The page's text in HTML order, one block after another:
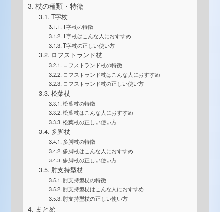
杖の種類・特徴
T字杖
T字杖の特徴
T字杖はこんな人におすすめ
T字杖の正しい使い方
ロフストランド杖
ロフストランド杖の特徴
ロフストランド杖はこんな人におすすめ
ロフストランド杖の正しい使い方
松葉杖
松葉杖の特徴
松葉杖はこんな人におすすめ
松葉杖の正しい使い方
多脚杖
多脚杖の特徴
多脚杖はこんな人におすすめ
多脚杖の正しい使い方
肘支持型杖
肘支持型杖の特徴
肘支持型杖はこんな人におすすめ
肘支持型杖の正しい使い方
まとめ